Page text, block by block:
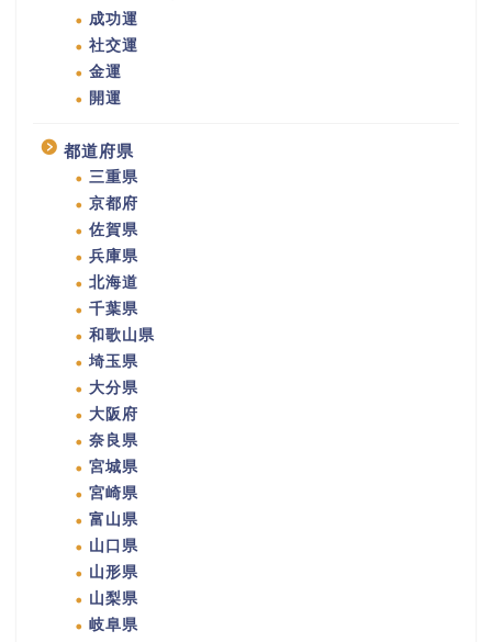
成功運
社交運
金運
開運
都道府県
三重県
京都府
佐賀県
兵庫県
北海道
千葉県
和歌山県
埼玉県
大分県
大阪府
奈良県
宮城県
宮崎県
富山県
山口県
山形県
山梨県
岐阜県